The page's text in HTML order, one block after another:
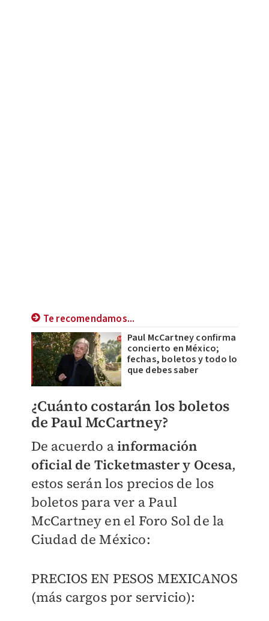
Te recomendamos...
Paul McCartney confirma
concierto en México;
fechas, boletos y todo lo
que debes saber
¿Cuánto costarán los boletos
de Paul McCartney?
De acuerdo ainformación
oficial de Ticketmaster y Ocesa,
estos serán los precios de los
boletos para ver a Paul
McCartney en el Foro Sol de la
Ciudad de México:
PRECIOS EN PESOS MEXICANOS
(más cargos por servicio):